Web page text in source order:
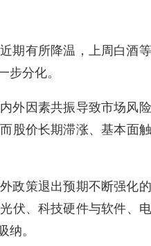
期有所降温，上周白酒
步分化。
外因素共振导致市场风
股价长期滞涨、基本面
政策退出预期不断强化
伏、科技硬件与软件、
纳。